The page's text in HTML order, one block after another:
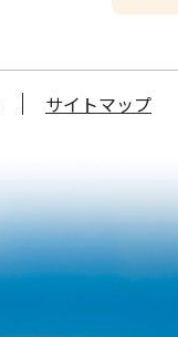
サイトマップ